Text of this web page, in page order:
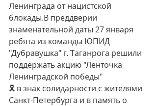
Ленинграда от нацистской
блокады.В преддверии
знаменательной даты 27 января
ребята из команды ЮПИД
"Дубравушка" г. Таганрога решили
поддержать акцию "Ленточка
Ленинградской победы"
🎗 в знак солидарности с жителями
Санкт-Петербурга и в память о